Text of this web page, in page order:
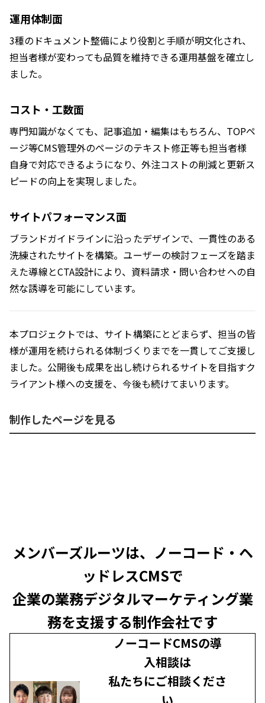
運用体制面
3種のドキュメント整備により役割と手順が明文化され、
担当者様が変わっても品質を維持できる運用基盤を確立し
ました。
コスト・工数面
専門知識がなくても、記事追加・編集はもちろん、TOPペ
ージ等CMS管理外のページのテキスト修正等も担当者様
自身で対応できるようになり、外注コストの削減と更新ス
ピードの向上を実現しました。
サイトパフォーマンス面
ブランドガイドラインに沿ったデザインで、一貫性のある
洗練されたサイトを構築。ユーザーの検討フェーズを踏ま
えた導線とCTA設計により、資料請求・問い合わせへの自
然な誘導を可能にしています。
本プロジェクトでは、サイト構築にとどまらず、担当の皆
様が運用を続けられる体制づくりまでを一貫してご支援し
ました。公開後も成果を出し続けられるサイトを目指すク
ライアント様への支援を、今後も続けてまいります。
制作したページを見る
メンバーズルーツは、ノーコード・ヘ
ッドレスCMSで
企業の業務デジタルマーケティング業
務を支援する制作会社です
ノーコードCMSの導
入相談は
私たちにご相談くださ
い